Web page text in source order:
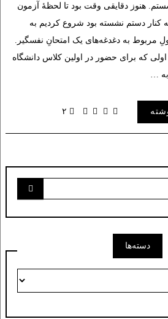
هنوز دقایقی وقت بود تا لحظهٔ آزمون
کنار دستم نشسته بود شروع کردیم به
مربوط به دغدغه‌های یک امتحانِ نفسگیر.
اولی که برای حضور در اولین کلاس دانشگاه
…
۲
دسته‌ها